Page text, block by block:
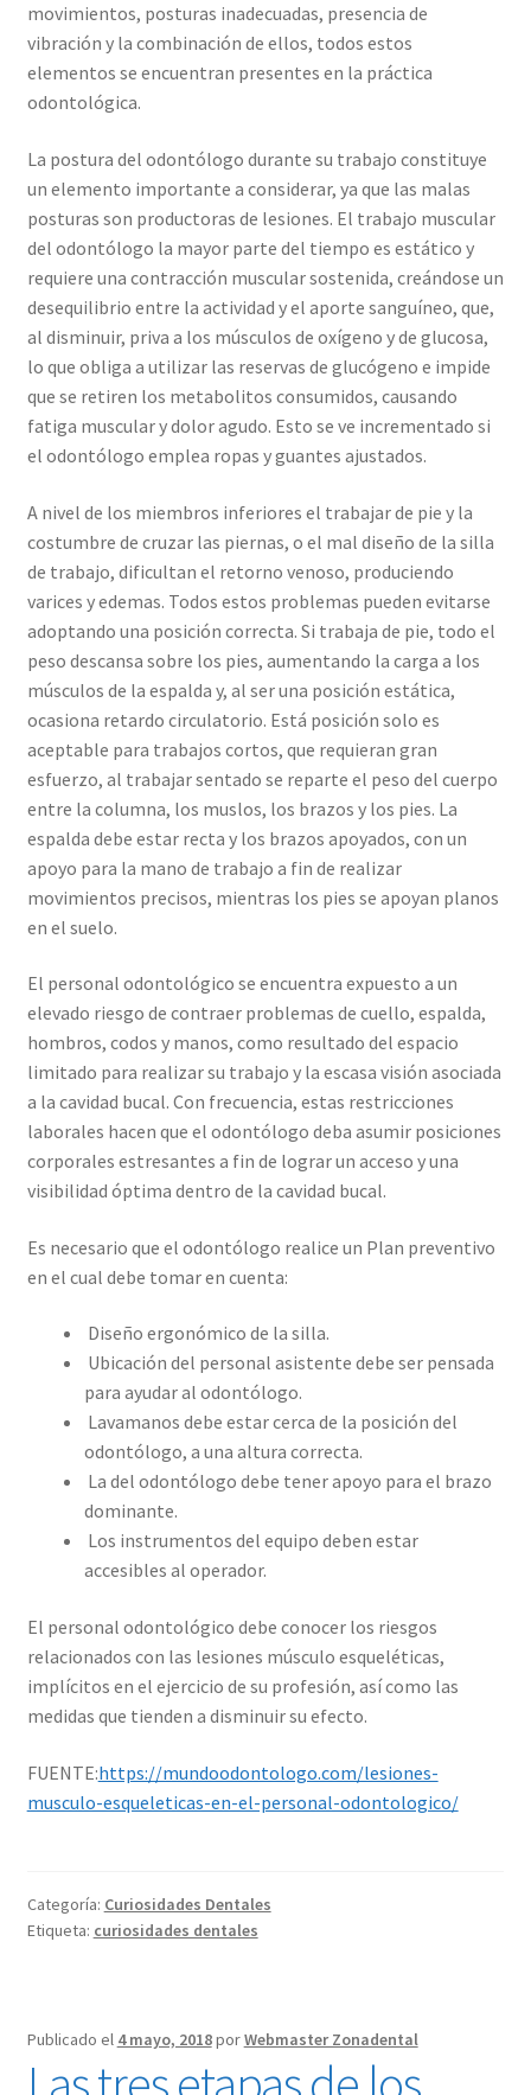
movimientos, posturas inadecuadas, presencia de
vibración y la combinación de ellos, todos estos
elementos se encuentran presentes en la práctica
odontológica.
La postura del odontólogo durante su trabajo constituye
un elemento importante a considerar, ya que las malas
posturas son productoras de lesiones. El trabajo muscular
del odontólogo la mayor parte del tiempo es estático y
requiere una contracción muscular sostenida, creándose un
desequilibrio entre la actividad y el aporte sanguíneo, que,
al disminuir, priva a los músculos de oxígeno y de glucosa,
lo que obliga a utilizar las reservas de glucógeno e impide
que se retiren los metabolitos consumidos, causando
fatiga muscular y dolor agudo. Esto se ve incrementado si
el odontólogo emplea ropas y guantes ajustados.
A nivel de los miembros inferiores el trabajar de pie y la
costumbre de cruzar las piernas, o el mal diseño de la silla
de trabajo, dificultan el retorno venoso, produciendo
varices y edemas. Todos estos problemas pueden evitarse
adoptando una posición correcta. Si trabaja de pie, todo el
peso descansa sobre los pies, aumentando la carga a los
músculos de la espalda y, al ser una posición estática,
ocasiona retardo circulatorio. Está posición solo es
aceptable para trabajos cortos, que requieran gran
esfuerzo, al trabajar sentado se reparte el peso del cuerpo
entre la columna, los muslos, los brazos y los pies. La
espalda debe estar recta y los brazos apoyados, con un
apoyo para la mano de trabajo a fin de realizar
movimientos precisos, mientras los pies se apoyan planos
en el suelo.
El personal odontológico se encuentra expuesto a un
elevado riesgo de contraer problemas de cuello, espalda,
hombros, codos y manos, como resultado del espacio
limitado para realizar su trabajo y la escasa visión asociada
a la cavidad bucal. Con frecuencia, estas restricciones
laborales hacen que el odontólogo deba asumir posiciones
corporales estresantes a fin de lograr un acceso y una
visibilidad óptima dentro de la cavidad bucal.
Es necesario que el odontólogo realice un Plan preventivo
en el cual debe tomar en cuenta:
Diseño ergonómico de la silla.
Ubicación del personal asistente debe ser pensada
para ayudar al odontólogo.
Lavamanos debe estar cerca de la posición del
odontólogo, a una altura correcta.
La del odontólogo debe tener apoyo para el brazo
dominante.
Los instrumentos del equipo deben estar
accesibles al operador.
El personal odontológico debe conocer los riesgos
relacionados con las lesiones músculo esqueléticas,
implícitos en el ejercicio de su profesión, así como las
medidas que tienden a disminuir su efecto.
FUENTE:https://mundoodontologo.com/lesiones-
musculo-esqueleticas-en-el-personal-odontologico/
Categoría: Curiosidades Dentales
Etiqueta: curiosidades dentales
Publicado el 4 mayo, 2018porWebmaster Zonadental